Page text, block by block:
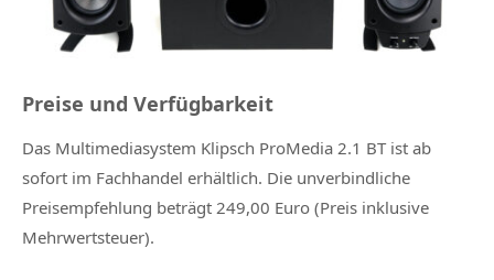
Preise und Verfügbarkeit
Das Multimediasystem Klipsch ProMedia 2.1 BT ist ab
sofort im Fachhandel erhältlich. Die unverbindliche
Preisempfehlung beträgt 249,00 Euro (Preis inklusive
Mehrwertsteuer).